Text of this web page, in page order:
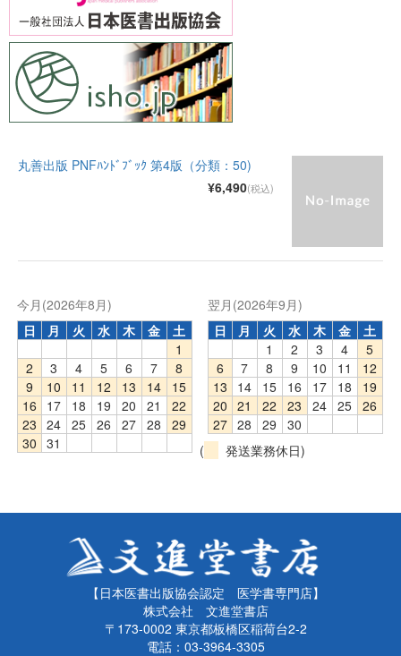
丸善出版 PNFﾊﾝﾄﾞﾌﾞｯｸ 第4版（分類：50)
¥6,490(税込)
今月(2026年8月)
日
月 火 水 木 金
土
1
2
3 4 5 6 7
8
9
10 11 12 13 14
15
16
17 18 19 20 21
22
23
24 25 26 27 28
29
30
31
翌月(2026年9月)
日
月 火 水 木 金
土
1
2 3 4
5
6
7 8 9 10 11
12
13
14 15 16 17 18
19
20
21 22 23 24 25
26
27 28 29
30
(
発送業務休日)
【日本医書出版協会認定 医学書専門店】
株式会社 文進堂書店
〒173-0002 東京都板橋区稲荷台2-2
電話：03-3964-3305